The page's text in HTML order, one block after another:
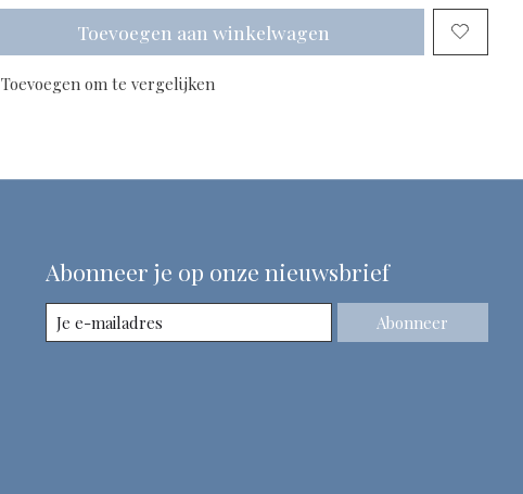
Toevoegen aan winkelwagen
Toevoegen om te vergelijken
Abonneer je op onze nieuwsbrief
Abonneer